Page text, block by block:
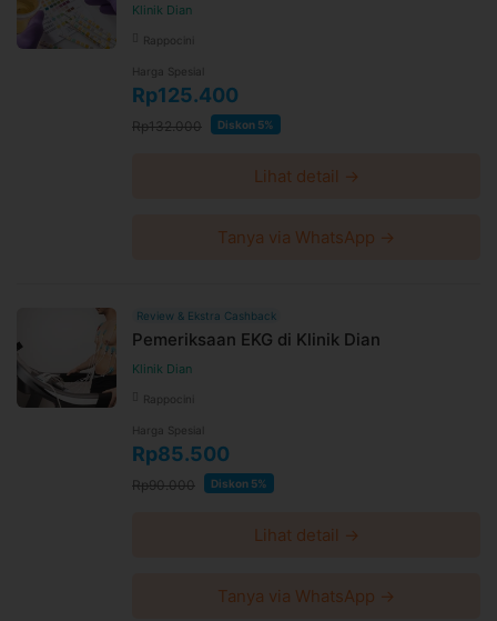
Klinik Dian
Rappocini
Harga Spesial
Rp125.400
Rp132.000 Diskon 5%
Lihat detail →
Tanya via WhatsApp →
Review & Ekstra Cashback
Pemeriksaan EKG di Klinik Dian
Klinik Dian
Rappocini
Harga Spesial
Rp85.500
Rp90.000 Diskon 5%
Lihat detail →
Tanya via WhatsApp →